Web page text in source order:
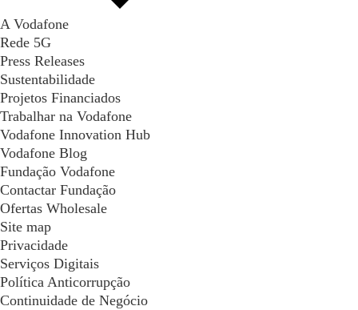
A Vodafone
Rede 5G
Press Releases
Sustentabilidade
Projetos Financiados
Trabalhar na Vodafone
Vodafone Innovation Hub
Vodafone Blog
Fundação Vodafone
Contactar Fundação
Ofertas Wholesale
Site map
Privacidade
Serviços Digitais
Política Anticorrupção
Continuidade de Negócio